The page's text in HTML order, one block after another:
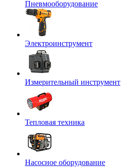
Пневмооборудование
Электроинструмент
Измерительный инструмент
Тепловая техника
Насосное оборудование